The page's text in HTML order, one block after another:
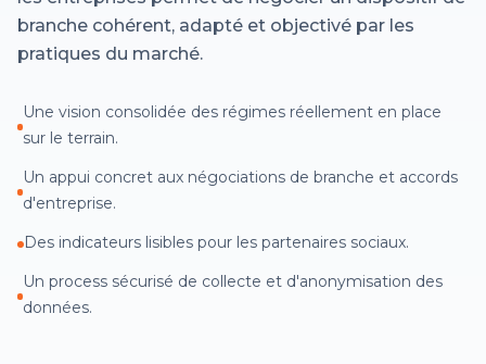
branche cohérent, adapté et objectivé par les
pratiques du marché.
Une vision consolidée des régimes réellement en place
sur le terrain.
Un appui concret aux négociations de branche et accords
d'entreprise.
Des indicateurs lisibles pour les partenaires sociaux.
Un process sécurisé de collecte et d'anonymisation des
données.